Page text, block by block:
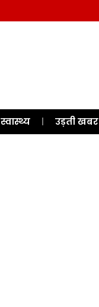
स्वास्थ्य उड़ती खबर